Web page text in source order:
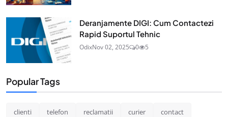
Deranjamente DIGI: Cum Contactezi
Rapid Suportul Tehnic
OdixNov 02, 2025 0 5
Popular Tags
clienti telefon reclamatii curier contact